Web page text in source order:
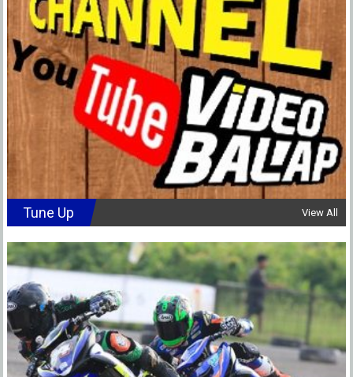
Tune Up View All